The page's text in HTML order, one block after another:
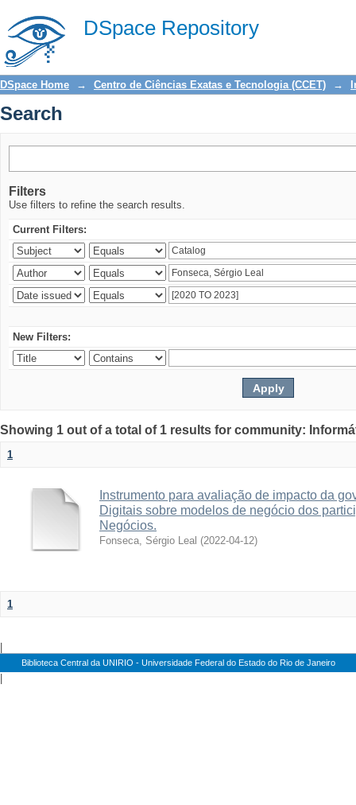
DSpace Repository
Search
DSpace Home → Centro de Ciências Exatas e Tecnologia (CCET) →
Search
Filters
Use filters to refine the search results.
Current Filters:
New Filters:
Showing 1 out of a total of 1 results for community:
1
Instrumento para avaliação de impacto da
Digitais sobre modelos de negócio dos
Negócios.
Fonseca, Sérgio Leal (2022-04-12)
1
Biblioteca Central da UNIRIO - Universidade Federal do Estado do Rio de Janeiro